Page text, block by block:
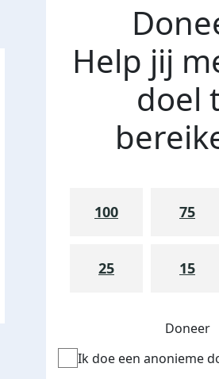
Help jij
doel
100 75
25 15
Doneer
Ik doe een anonieme